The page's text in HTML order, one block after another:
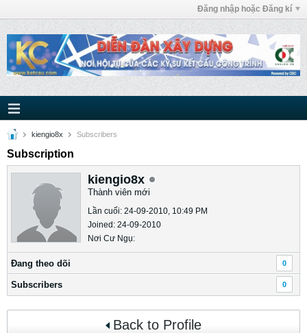
Đăng nhập hoặc Đăng kí
kiengio8x Subscribers
Subscription
kiengio8x
Thành viên mới
Lần cuối: 24-09-2010, 10:49 PM
Joined: 24-09-2010
Nơi Cư Ngụ:
Ðang theo dõi 0
Subscribers 0
Back to Profile